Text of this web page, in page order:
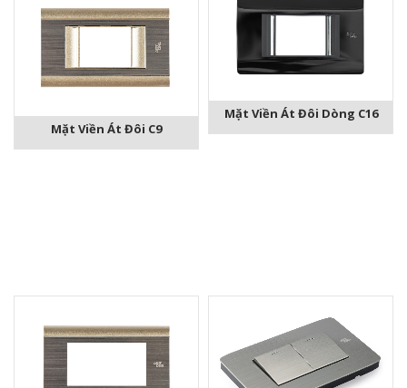
Mặt Viền Át Đôi C9
Mặt Viền Át Đôi Dòng C16